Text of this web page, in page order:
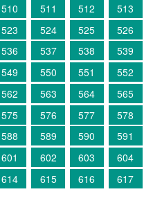
510 511 512
513
523 524 525
526
536 537 538
539
549 550 551
552
562 563 564
565
575 576 577
578
588 589 590
591
601 602 603
604
614 615 616
617